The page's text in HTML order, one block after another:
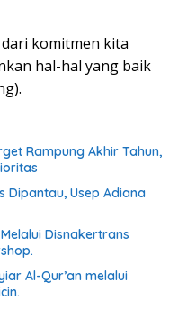
komitmen kita
hal-hal yang baik
Rampung Akhir Tahun,
Dipantau, Usep Adiana
Disnakertrans
Al-Qur’an melalui